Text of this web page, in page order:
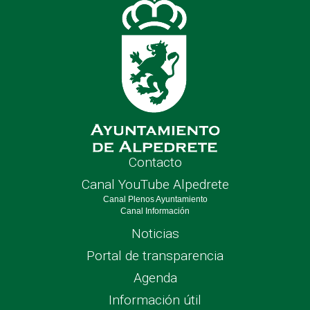
Contacto
Canal YouTube Alpedrete
Canal Plenos Ayuntamiento
Canal Información
Noticias
Portal de transparencia
Agenda
Información útil